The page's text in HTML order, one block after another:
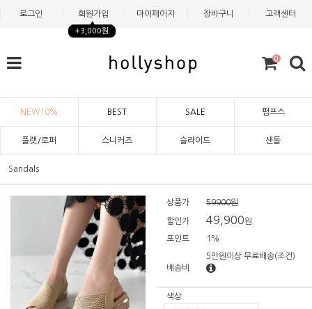
로그인 회원가입
+3,000원
마이페이지 장바구니 고객센터
0
NEW10% BEST SALE 펌프스
플랫/로퍼 스니커즈 슬라이드 샌들
Sandals
상품가 59900원
할인가 49,900원
포인트 1%
배송비
5만원이상 무료배송(조건)
색상